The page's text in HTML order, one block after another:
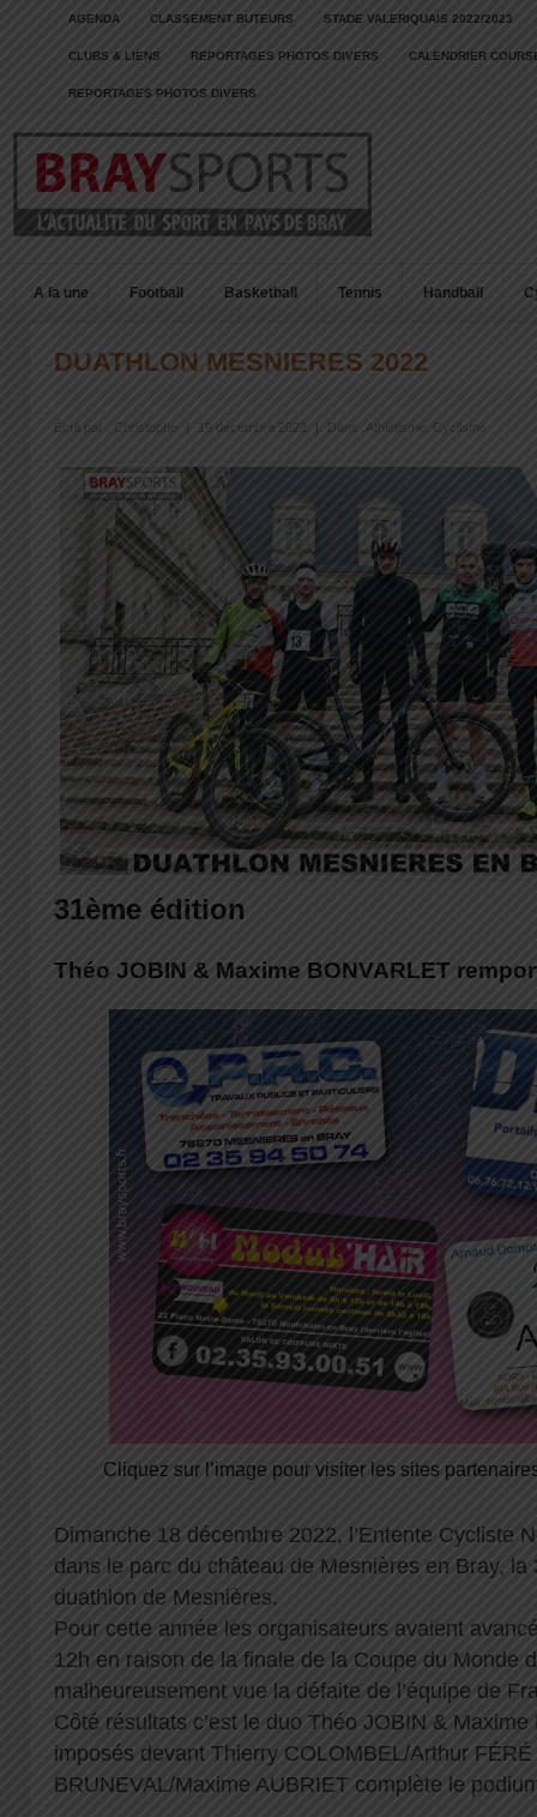
AGENDA CLASSEMENT BUTEURS STADE VALERIQUAIS 2022/2023
CLUBS & LIENS REPORTAGES PHOTOS DIVERS CALENDRIER
REPORTAGES PHOTOS DIVERS
A la une Football Basketball Tennis Handball
DUATHLON MESNIERES 2022
Écrit par : Christophe 19 décembre 2022 Dans :Athlétisme Cyclisme
31ème édition
Théo JOBIN & Maxime BONVARLET
Cliquez sur l’image pour visiter les sites
Dimanche 18 décembre 2022, l’Entente Cycliste
dans le parc du château de Mesnières en Bray, la
duathlon de Mesnières.
Pour cette année les organisateurs avaient
12h en raison de la finale de la Coupe du Monde
malheureusement vue la défaite de l’équipe de
Côté résultats c’est le duo Théo JOBIN &
imposés devant Thierry COLOMBEL/Arthur
BRUNEVAL/Maxime AUBRIET complète le